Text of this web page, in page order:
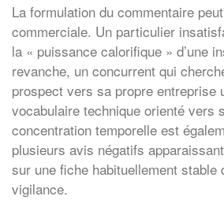
La formulation du commentaire
commerciale. Un particulier
la « puissance calorifique » d’une
revanche, un concurrent qui
prospect vers sa propre entreprise
vocabulaire technique orienté vers
concentration temporelle est
plusieurs avis négatifs
sur une fiche habituellement stable
vigilance.